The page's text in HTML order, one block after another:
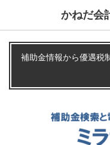
かねだ会
補助金情報から優遇税